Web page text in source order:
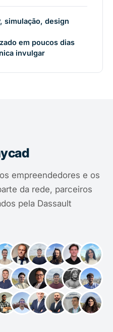
simulação, design
em poucos dias
invulgar
empreendedores e os
da rede, parceiros
pela Dassault